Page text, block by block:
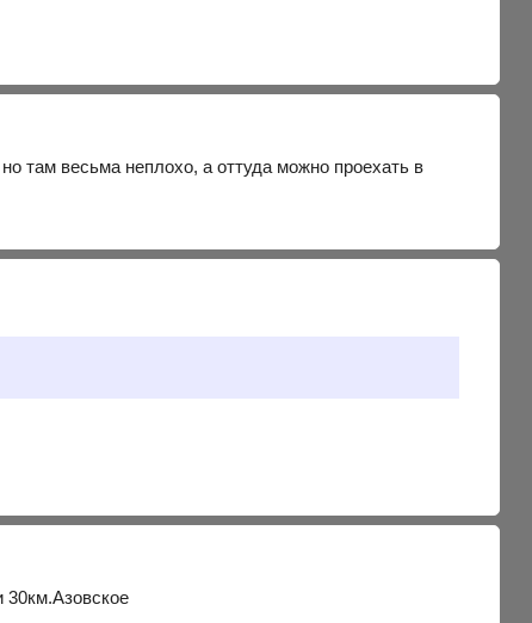
там весьма неплохо, а оттуда можно проехать в
30км.Азовское